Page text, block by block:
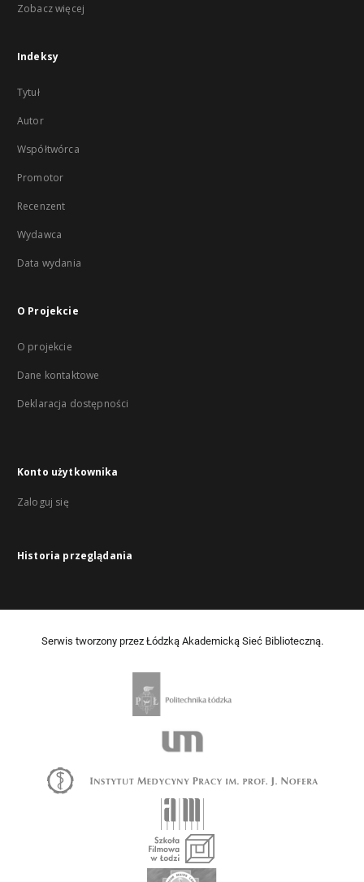
Zobacz więcej
Indeksy
Tytuł
Autor
Współtwórca
Promotor
Recenzent
Wydawca
Data wydania
O Projekcie
O projekcie
Dane kontaktowe
Deklaracja dostępności
Konto użytkownika
Zaloguj się
Historia przeglądania
Serwis tworzony przez Łódzką Akademicką Sieć Biblioteczną.